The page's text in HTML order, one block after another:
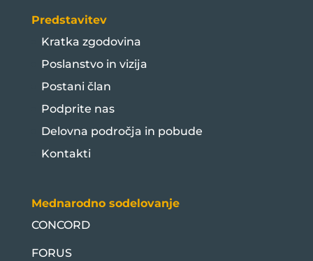
Predstavitev
Kratka zgodovina
Poslanstvo in vizija
Postani član
Podprite nas
Delovna področja in pobude
Kontakti
Mednarodno sodelovanje
CONCORD
FORUS